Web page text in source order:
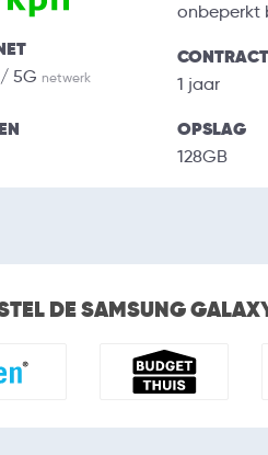
5G netwerk
onbeperkt
1 jaar
OPSLAG
128GB
DE SAMSUNG